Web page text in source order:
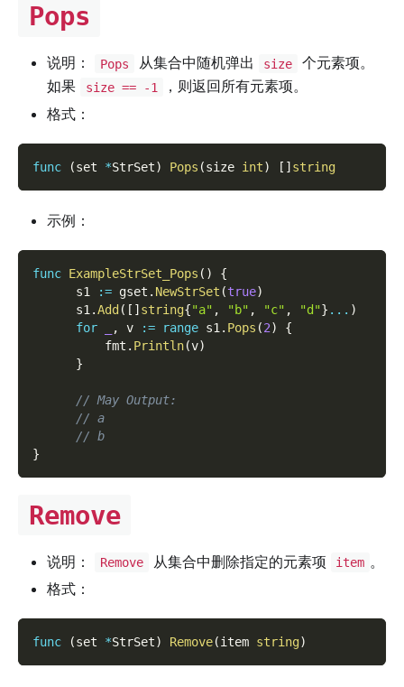
Pops
说明： Pops 从集合中随机弹出 size
个元素项。
如果
size == -1
，则返回所有元素项。
格式：
func (set *StrSet) Pops (size int) [ ]string
示例：
func ExampleStrSet_Pops ( )
{
      s1
:= gset . NewStrSet (true)
      s1
.Add( [ ]string{"a" , "b" , "c" , "d"} ... )
for
, v := range s1 . Pops (2)
{
          fmt
. Println(v)
}
// May Output:
// a
// b
}
Remove
说明： Remove 从集合中删除指定的元素项 item 。
格式：
func (set *StrSet) Remove(item string)